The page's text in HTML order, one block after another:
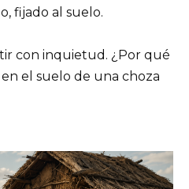
fijado al suelo.
con inquietud. ¿Por qué
el suelo de una choza